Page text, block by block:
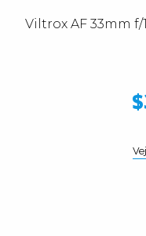
Viltrox AF 33mm f/